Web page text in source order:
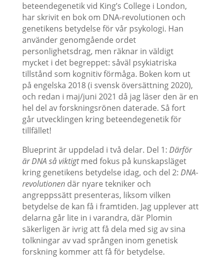
beteendegenetik vid King’s College i London,
har skrivit en bok om DNA-revolutionen och
genetikens betydelse för vår psykologi. Han
använder genomgående ordet
personlighetsdrag, men räknar in väldigt
mycket i det begreppet: såväl psykiatriska
tillstånd som kognitiv förmåga. Boken kom ut
på engelska 2018 (i svensk översättning 2020),
och redan i maj/juni 2021 då jag läser den är en
hel del av forskningsrönen daterade. Så fort
går utvecklingen kring beteendegenetik för
tillfället!
Blueprint är uppdelad i två delar. Del 1: Därför
är DNA så viktigtmed fokus på kunskapsläget
kring genetikens betydelse idag, och del 2: DNA-
revolutionendär nyare tekniker och
angreppssätt presenteras, liksom vilken
betydelse de kan få i framtiden. Jag upplever att
delarna går lite in i varandra, där Plomin
säkerligen är ivrig att få dela med sig av sina
tolkningar av vad sprången inom genetisk
forskning kommer att få för betydelse.